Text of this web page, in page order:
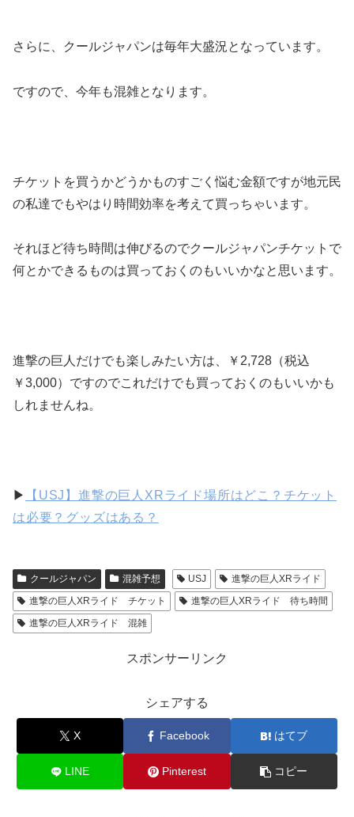
さらに、クールジャパンは毎年大盛況となっています。
ですので、今年も混雑となります。
チケットを買うかどうかものすごく悩む金額ですが地元民
の私達でもやはり時間効率を考えて買っちゃいます。
それほど待ち時間は伸びるのでクールジャパンチケットで
何とかできるものは買っておくのもいいかなと思います。
進撃の巨人だけでも楽しみたい方は、￥2,728（税込
￥3,000）ですのでこれだけでも買っておくのもいいかも
しれませんね。
▶
【USJ】進撃の巨人XRライド場所はどこ？チケット
は必要？グッズはある？
クールジャパン 混雑予想 USJ
進撃の巨人XRライド
進撃の巨人XRライド チケット
進撃の巨人XRライド 待ち時間
進撃の巨人XRライド 混雑
スポンサーリンク
シェアする
X Facebook はてブ
LINE Pinterest コピー